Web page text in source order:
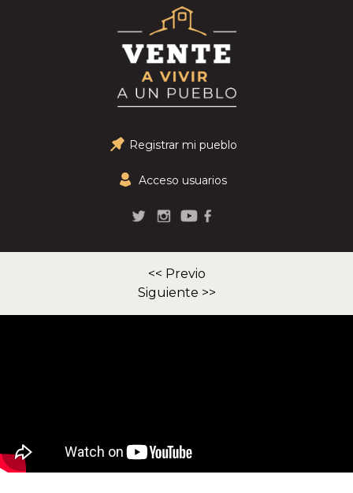
Registrar mi pueblo
Acceso usuarios
<< Previo
Siguiente >>